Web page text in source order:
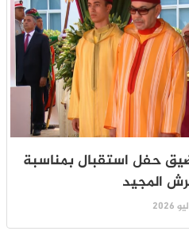
حفل استقبال بمناسبة
المجيد